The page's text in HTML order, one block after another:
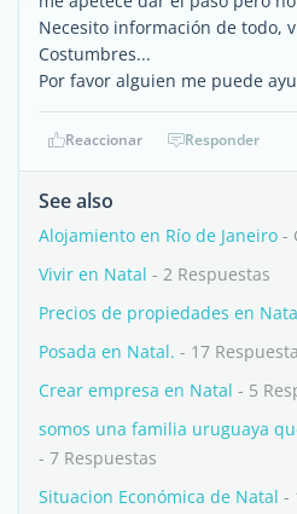
Necesito información de todo,
Costumbres...
Por favor alguien me puede
Reaccionar Responder
See also
Alojamiento en Río de Janeiro -
Vivir en Natal - 2 Respuestas
Precios de propiedades en
Posada en Natal. - 17
Crear empresa en Natal - 5
somos una familia uruguaya
- 7 Respuestas
Situacion Económica de Natal -